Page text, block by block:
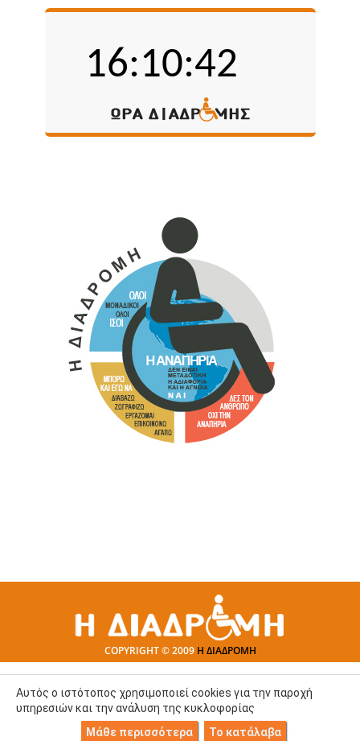
COPYRIGHT © 2009 Η ΔΙΑΔΡΟΜΗ
Αυτός ο ιστότοπος χρησιμοποιεί cookies για την παροχή
υπηρεσιών και την ανάλυση της κυκλοφορίας
Μάθε περισσότερα
Το κατάλαβα